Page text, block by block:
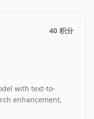
40 积分
with text-to-
enhancement,